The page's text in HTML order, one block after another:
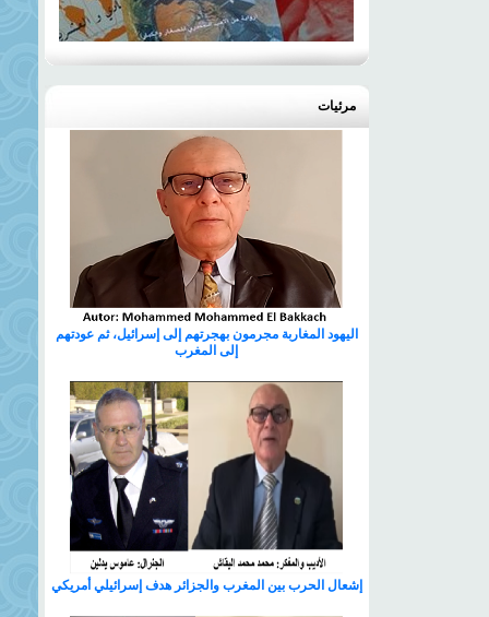
مرئيات
اليهود المغاربة مجرمون بهجرتهم إلى إسرائيل، ثم عودتهم
إلى المغرب
إشعال الحرب بين المغرب والجزائر هدف إسرائيلي أمريكي